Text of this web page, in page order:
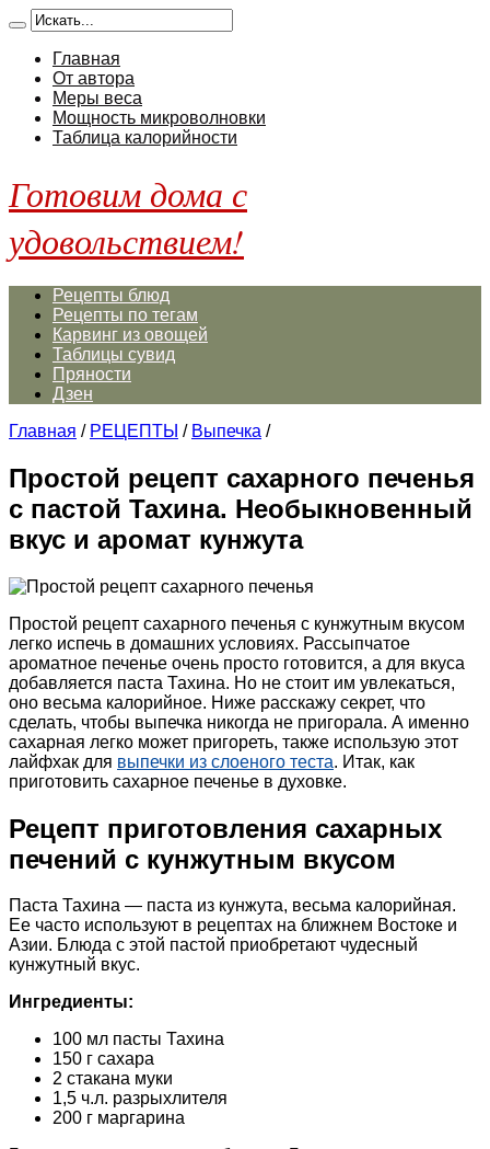
Главная
От автора
Меры веса
Мощность микроволновки
Таблица калорийности
Готовим дома с
удовольствием!
Рецепты блюд
Рецепты по тегам
Карвинг из овощей
Таблицы сувид
Пряности
Дзен
Главная / РЕЦЕПТЫ / Выпечка /
Простой рецепт сахарного печенья
с пастой Тахина. Необыкновенный
вкус и аромат кунжута
Простой рецепт сахарного печенья с кунжутным вкусом
легко испечь в домашних условиях. Рассыпчатое
ароматное печенье очень просто готовится, а для вкуса
добавляется паста Тахина. Но не стоит им увлекаться,
оно весьма калорийное. Ниже расскажу секрет, что
сделать, чтобы выпечка никогда не пригорала. А именно
сахарная легко может пригореть, также использую этот
лайфхак для выпечки из слоеного теста. Итак, как
приготовить сахарное печенье в духовке.
Рецепт приготовления сахарных
печений с кунжутным вкусом
Паста Тахина — паста из кунжута, весьма калорийная.
Ее часто используют в рецептах на ближнем Востоке и
Азии. Блюда с этой пастой приобретают чудесный
кунжутный вкус.
Ингредиенты:
100 мл пасты Тахина
150 г сахара
2 стакана муки
1,5 ч.л. разрыхлителя
200 г маргарина